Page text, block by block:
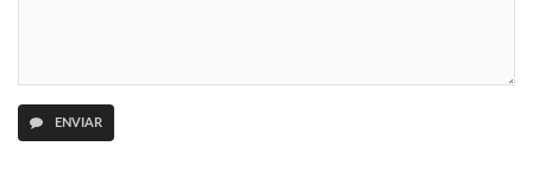
ENVIAR